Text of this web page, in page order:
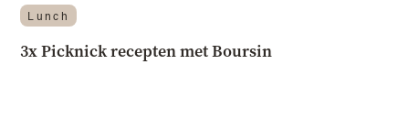
Lunch
3x Picknick recepten met Boursin